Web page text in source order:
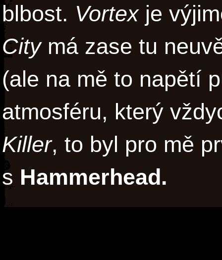
blbost. Vortexje
Citymá zase tu
(ale na mě to napětí
atmosféru, který
Killer, to byl pro mě
s Hammerhead.